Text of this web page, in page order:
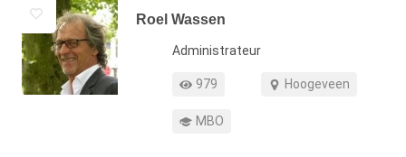
Roel Wassen
FunctieAdministrateur
Profiel weergaven
979
Werkgebied Hoogeveen
Opleiding MBO